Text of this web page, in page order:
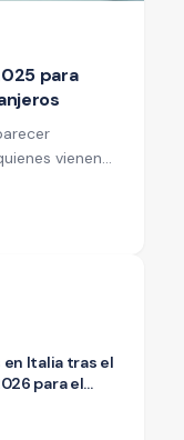
para
vienen
pagar con
Italia tras el
para el